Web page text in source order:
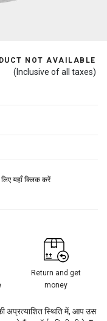
NOT AVAILABLE
(Inclusive of all taxes)
यहाँ क्लिक करें
Return and get
money
अप्रत्याशित स्थिति में, आप उस